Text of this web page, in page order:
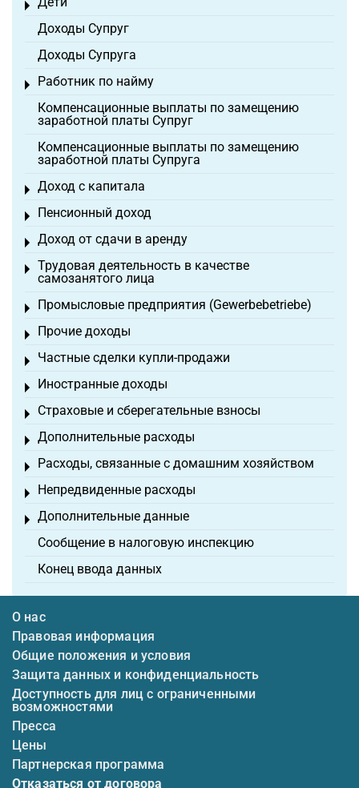
Toggle menu
Доходы Супруг
Доходы Супруга
Работник по найму
Toggle menu
Компенсационные выплаты по замещению
заработной платы Супруг
Компенсационные выплаты по замещению
заработной платы Супруга
Доход с капитала
Toggle menu
Пенсионный доход
Toggle menu
Доход от сдачи в аренду
Toggle menu
Трудовая деятельность в качестве
самозанятого лица
Toggle menu
Промысловые предприятия (Gewerbebetriebe)
Toggle menu
Прочие доходы
Toggle menu
Частные сделки купли-продажи
Toggle menu
Иностранные доходы
Toggle menu
Страховые и сберегательные взносы
Toggle menu
Дополнительные расходы
Toggle menu
Расходы, связанные с домашним хозяйством
Toggle menu
Непредвиденные расходы
Toggle menu
Дополнительные данные
Toggle menu
Сообщение в налоговую инспекцию
Конец ввода данных
О нас
Правовая информация
Общие положения и условия
Защита данных и конфиденциальность
Доступность для лиц с ограниченными
возможностями
Пресса
Цены
Партнерская программа
Отказаться от договора